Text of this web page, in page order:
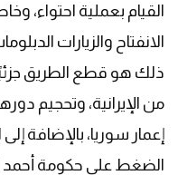
القيام بعملية احتواء،
الانفتاح والزيارات
ذلك هو قطع الطريق
من الإيرانية، وتحجيم
إعمار سوريا، بالإضافة
الضغط على حكومة أحمد